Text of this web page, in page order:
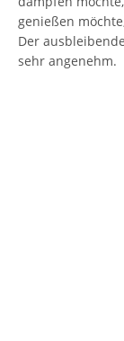
genießen
Der
sehr angenehm.